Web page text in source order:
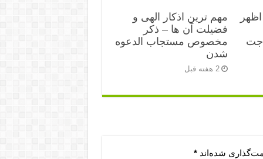
مهم ترین اذکار الهی و
فضیلت آن ها – ذکر
مخصوص مستجاب الدعوه
شدن
2 هفته قبل
شده‌اند*